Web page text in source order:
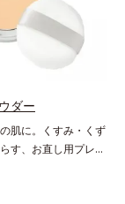
ダー
肌に。くすみ・くず
す、お直し用プレス
すみ・くずれを瞬時
し用のプレストパウ